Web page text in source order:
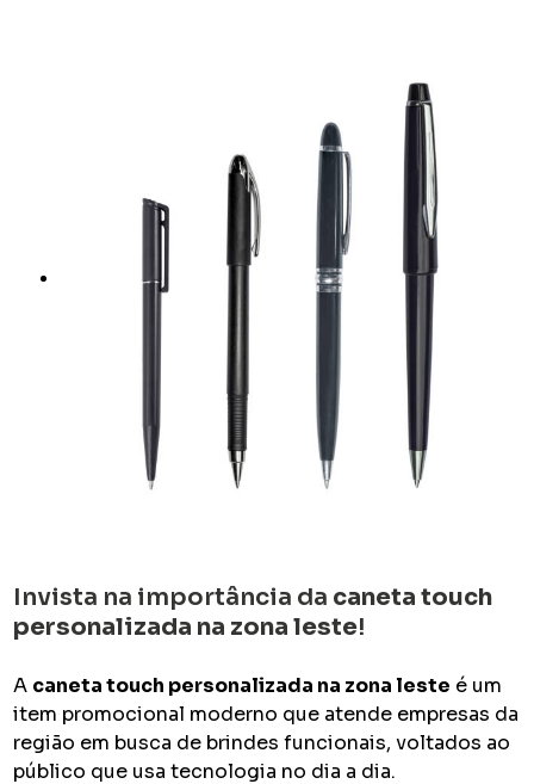
Invista na importância da caneta touch
personalizada na zona leste!
A caneta touch personalizada na zona leste é um
item promocional moderno que atende empresas da
região em busca de brindes funcionais, voltados ao
público que usa tecnologia no dia a dia.